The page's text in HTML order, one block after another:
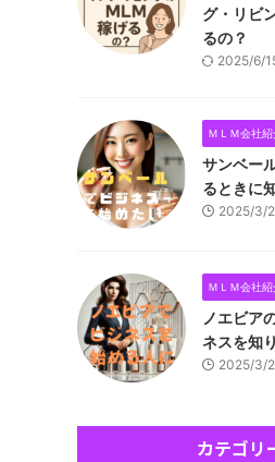
グ・リビ
るの？
2025/6/
ＭＬＭ会社紹
サンベー
るときに
2025/3/
ＭＬＭ会社紹
ノエビア
ネスを知
2025/3/
カテゴリ